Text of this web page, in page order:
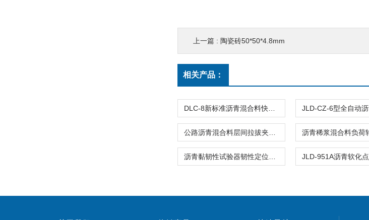
上一篇 : 陶瓷砖50*50*4.8mm
相关产品：